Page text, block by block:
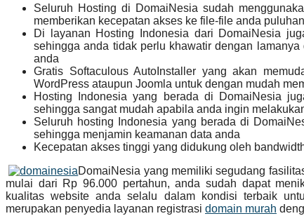
Seluruh Hosting di DomaiNesia sudah
memberikan kecepatan akses ke file-file anda
Di layanan Hosting Indonesia dari DomaiNesia
sehingga anda tidak perlu khawatir dengan
anda
Gratis Softaculous AutoInstaller yang akan
WordPress ataupun Joomla untuk dengan mudah
Hosting Indonesia yang berada di DomaiNesia
sehingga sangat mudah apabila anda ingin
Seluruh hosting Indonesia yang berada di
sehingga menjamin keamanan data anda
Kecepatan akses tinggi yang didukung oleh
DomaiNesia yang memiliki segudang
mulai dari Rp 96.000 pertahun, anda sudah dapat
kualitas website anda selalu dalam kondisi terbaik
merupakan penyedia layanan registrasi domain murah